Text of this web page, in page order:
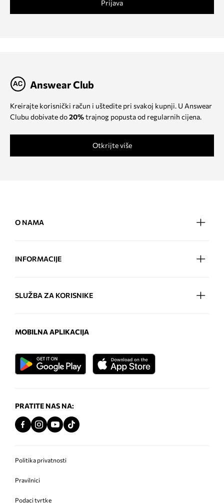
Prijava
Answear Club
Kreirajte korisnički račun i uštedite pri svakoj kupnji. U Answear
Clubu dobivate do20%trajnog popusta od regularnih cijena.
Otkrijte više
O NAMA
INFORMACIJE
SLUŽBA ZA KORISNIKE
MOBILNA APLIKACIJA
PRATITE NAS NA:
Politika privatnosti
Pravilnici
Podaci tvrtke